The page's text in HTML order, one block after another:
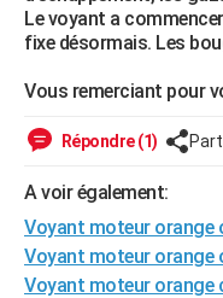
BONS PLANS
CARTE DE VOEUX
Carte de Noël
Carte Bonne année
Carte Saint-Valentin
Carte Pâques
Carte d'anniversaire
DICTIONNAIRE
PROGRAMME TV
COPAINS D'AVANT
S'inscrire
Se connecter
Lycées
Collèges
Primaires
Universités
Entreprises
Service militaire
Avis de recherche
AVIS DE DÉCÈS
Le voyant a
fixe désormais. Les
Vous remerciant pour
Répondre (1)
A voir également:
Voyant moteur orange
Voyant moteur orange
Voyant moteur orange